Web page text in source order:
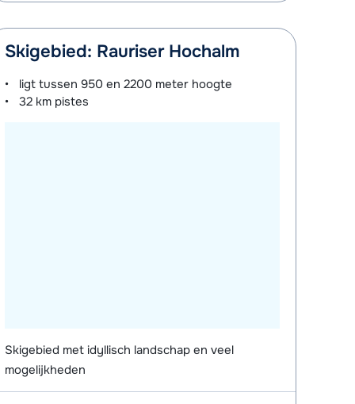
Skigebied: Rauriser Hochalm
ligt tussen950 en 2200 meter hoogte
32 km pistes
Skigebied met idyllisch landschap en veel
mogelijkheden